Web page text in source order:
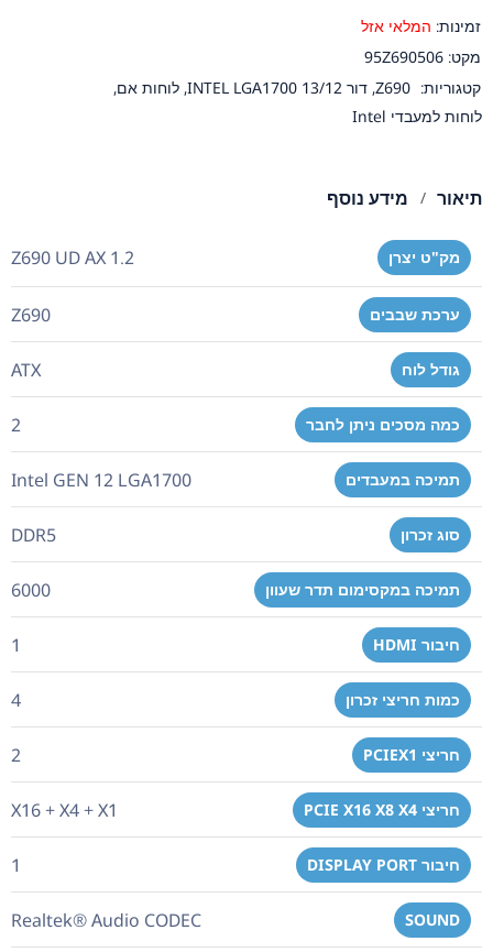
זמינות: המלאי אזל
מקט: 95Z690506
קטגוריות: Z690
, דור 13/12 INTEL LGA1700 , לוחות אם,
לוחות למעבדי Intel
תיאור מידע נוסף
מק"ט יצרן Z690 UD AX 1.2
ערכת שבבים Z690
גודל לוח ATX
כמה מסכים ניתן לחבר 2
תמיכה במעבדים Intel GEN 12 LGA1700
סוג זכרון DDR5
תמיכה במקסימום תדר שעוון 6000
חיבור HDMI 1
כמות חריצי זכרון 4
חריצי PCIEX1 2
חריצי PCIE X16 X8 X4 X16 + X4 + X1
חיבור DISPLAY PORT 1
SOUND
Realtek® Audio CODEC